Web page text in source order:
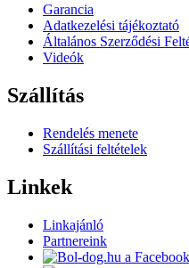
Garancia
Adatkezelési tájékoztató
Általános Szerződési
Videók
Szállítás
Rendelés menete
Szállítási feltételek
Linkek
Linkajánló
Partnereink